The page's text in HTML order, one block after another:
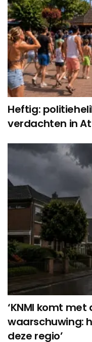
Heftig:
verdachten in
‘KNMI komt
waarschuwing:
deze regio’